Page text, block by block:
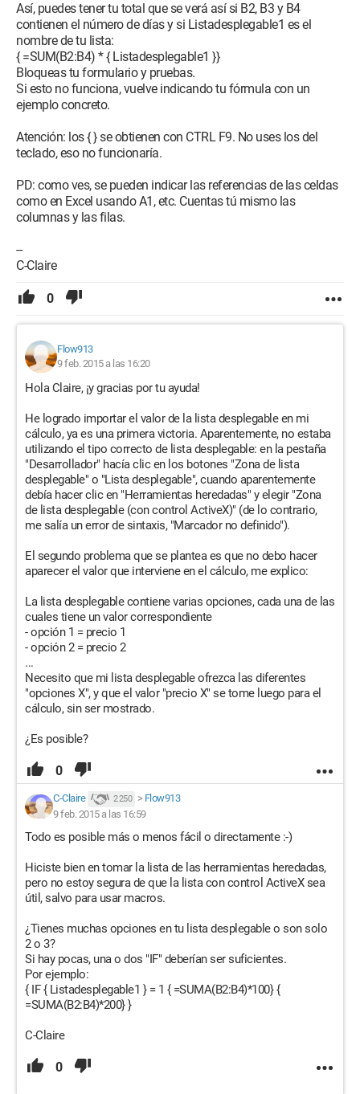
Así, puedes tener tu total que se verá así si B2, B3 y B4
contienen el número de días y si Listadesplegable1 es el
nombre de tu lista:
{ =SUM(B2:B4) * { Listadesplegable1 }}
Bloqueas tu formulario y pruebas.
Si esto no funciona, vuelve indicando tu fórmula con un
ejemplo concreto.
Atención: los { } se obtienen con CTRL F9. No uses los del
teclado, eso no funcionaría.
PD: como ves, se pueden indicar las referencias de las celdas
como en Excel usando A1, etc. Cuentas tú mismo las
columnas y las filas.
--
C-Claire
0
Flow913
9 feb. 2015 a las 16:20
Hola Claire, ¡y gracias por tu ayuda!
He logrado importar el valor de la lista desplegable en mi
cálculo, ya es una primera victoria. Aparentemente, no estaba
utilizando el tipo correcto de lista desplegable: en la pestaña
"Desarrollador" hacía clic en los botones "Zona de lista
desplegable" o "Lista desplegable", cuando aparentemente
debía hacer clic en "Herramientas heredadas" y elegir "Zona
de lista desplegable (con control ActiveX)" (de lo contrario,
me salía un error de sintaxis, "Marcador no definido").
El segundo problema que se plantea es que no debo hacer
aparecer el valor que interviene en el cálculo, me explico:
La lista desplegable contiene varias opciones, cada una de las
cuales tiene un valor correspondiente
- opción 1 = precio 1
- opción 2 = precio 2
...
Necesito que mi lista desplegable ofrezca las diferentes
"opciones X", y que el valor "precio X" se tome luego para el
cálculo, sin ser mostrado.
¿Es posible?
0
C-Claire 2 250 > Flow913
9 feb. 2015 a las 16:59
Todo es posible más o menos fácil o directamente :-)
Hiciste bien en tomar la lista de las herramientas heredadas,
pero no estoy segura de que la lista con control ActiveX sea
útil, salvo para usar macros.
¿Tienes muchas opciones en tu lista desplegable o son solo
2 o 3?
Si hay pocas, una o dos "IF" deberían ser suficientes.
Por ejemplo:
{ IF { Listadesplegable1 } = 1 { =SUMA(B2:B4)*100} {
=SUMA(B2:B4)*200} }
C-Claire
0